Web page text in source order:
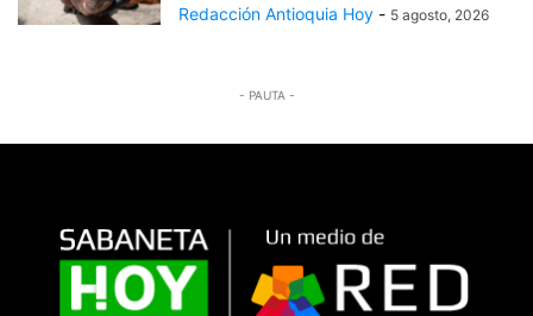
Redacción Antioquia Hoy - 5 agosto, 2026
- PAUTA -